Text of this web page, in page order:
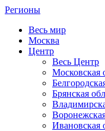
Регионы
Весь мир
Москва
Центр
Весь Центр
Московская
Брянская
Ивановская